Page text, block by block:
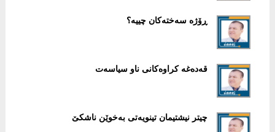
ڕۆژە سەختەکان چییە؟
قەدەغە کراوەکانی ناو سیاسەت
چیتر نیشتیمان تینویەتی بەخوێن ناشکێ